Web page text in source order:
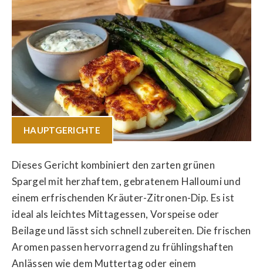
HAUPTGERICHTE
Dieses Gericht kombiniert den zarten grünen
Spargel mit herzhaftem, gebratenem Halloumi und
einem erfrischenden Kräuter-Zitronen-Dip. Es ist
ideal als leichtes Mittagessen, Vorspeise oder
Beilage und lässt sich schnell zubereiten. Die frischen
Aromen passen hervorragend zu frühlingshaften
Anlässen wie dem Muttertag oder einem